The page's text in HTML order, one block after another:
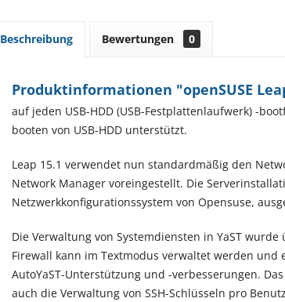
Beschreibung Bewertungen 0
Produktinformationen "openSUSE
auf jeden USB-HDD (USB-Festplattenlaufwerk) -
booten von USB-HDD unterstützt.
Leap 15.1 verwendet nun standardmäßig den
Network Manager voreingestellt. Die
Netzwerkkonfigurationssystem von Opensuse,
Die Verwaltung von Systemdiensten in YaST
Firewall kann im Textmodus verwaltet werden
AutoYaST-Unterstützung und -verbesserungen.
auch die Verwaltung von SSH-Schlüsseln pro